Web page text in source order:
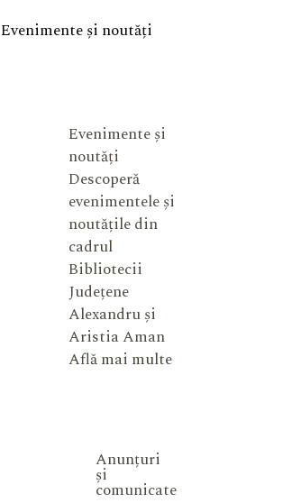
Evenimente și noutăți
Evenimente și
noutăți
Descoperă
evenimentele și
noutățile din
cadrul
Bibliotecii
Județene
Alexandru și
Aristia Aman
Află mai multe
Anunțuri
și
comunicate